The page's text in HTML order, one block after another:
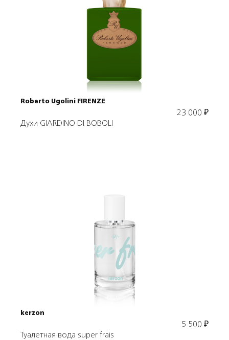
Подробнее
В корзину
Roberto Ugolini FIRENZE
23 000 ₽
Духи GIARDINO DI BOBOLI
Подробнее
В корзину
kerzon
5 500 ₽
Туалетная вода super frais